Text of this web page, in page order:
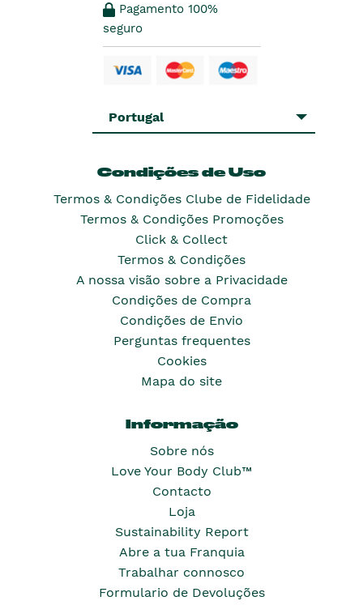
Pagamento 100%
seguro
Portugal
Condições de Uso
Termos & Condições Clube de Fidelidade
Termos & Condições Promoções
Click & Collect
Termos & Condições
A nossa visão sobre a Privacidade
Condições de Compra
Condições de Envio
Perguntas frequentes
Cookies
Mapa do site
Informação
Sobre nós
Love Your Body Club™
Contacto
Loja
Sustainability Report
Abre a tua Franquia
Trabalhar connosco
Formulario de Devoluções